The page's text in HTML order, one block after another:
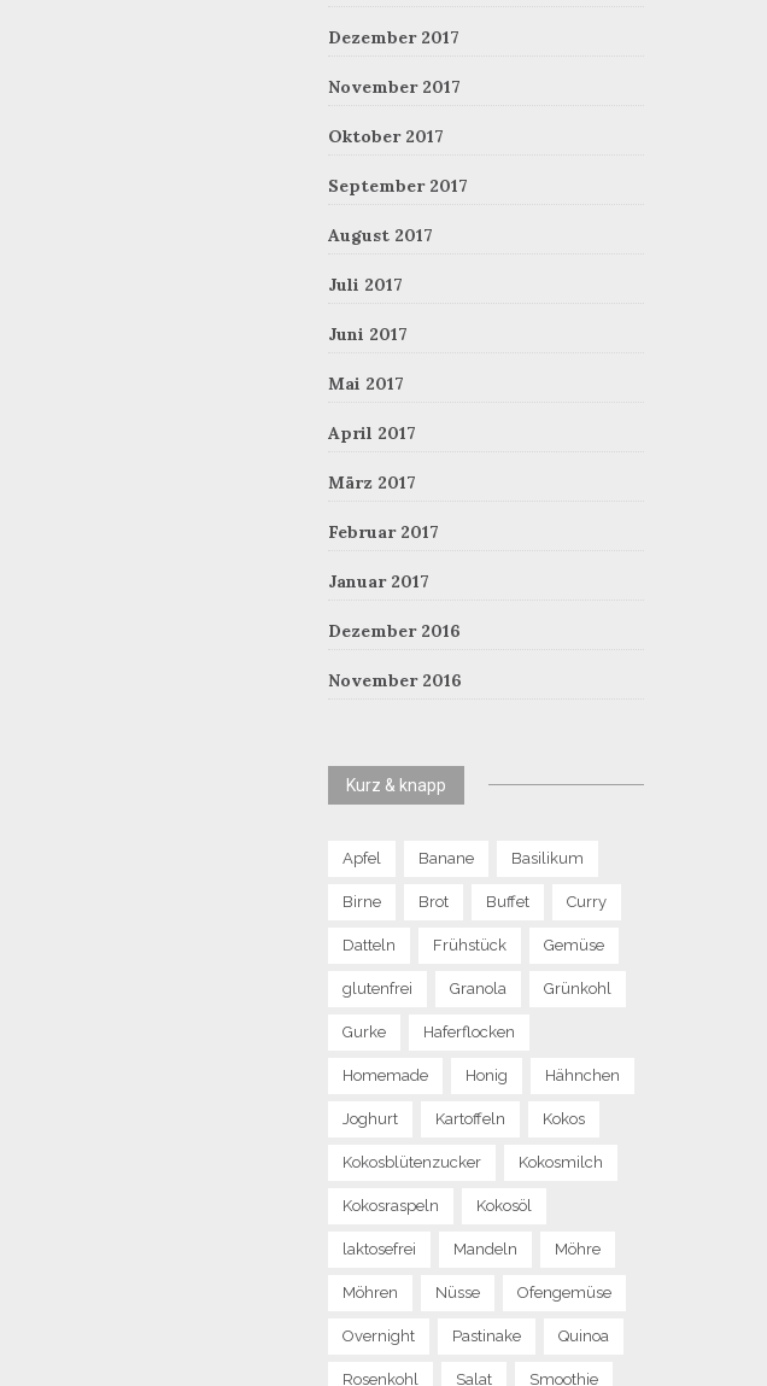
Dezember 2017
November 2017
Oktober 2017
September 2017
August 2017
Juli 2017
Juni 2017
Mai 2017
April 2017
März 2017
Februar 2017
Januar 2017
Dezember 2016
November 2016
Kurz & knapp
Apfel Banane Basilikum
Birne Brot Buffet Curry
Datteln Frühstück Gemüse
glutenfrei Granola Grünkohl
Gurke Haferflocken
Homemade Honig Hähnchen
Joghurt Kartoffeln Kokos
Kokosblütenzucker Kokosmilch
Kokosraspeln Kokosöl
laktosefrei Mandeln Möhre
Möhren Nüsse Ofengemüse
Overnight Pastinake Quinoa
Rosenkohl Salat Smoothie